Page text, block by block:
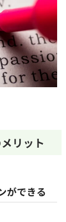
リット
ができる